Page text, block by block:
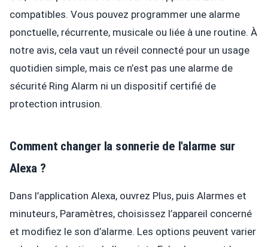
compatibles. Vous pouvez programmer une alarme
ponctuelle, récurrente, musicale ou liée à une routine. À
notre avis, cela vaut un réveil connecté pour un usage
quotidien simple, mais ce n’est pas une alarme de
sécurité Ring Alarm ni un dispositif certifié de
protection intrusion.
Comment changer la sonnerie de l'alarme sur
Alexa ?
Dans l’application Alexa, ouvrez Plus, puis Alarmes et
minuteurs, Paramètres, choisissez l’appareil concerné
et modifiez le son d’alarme. Les options peuvent varier